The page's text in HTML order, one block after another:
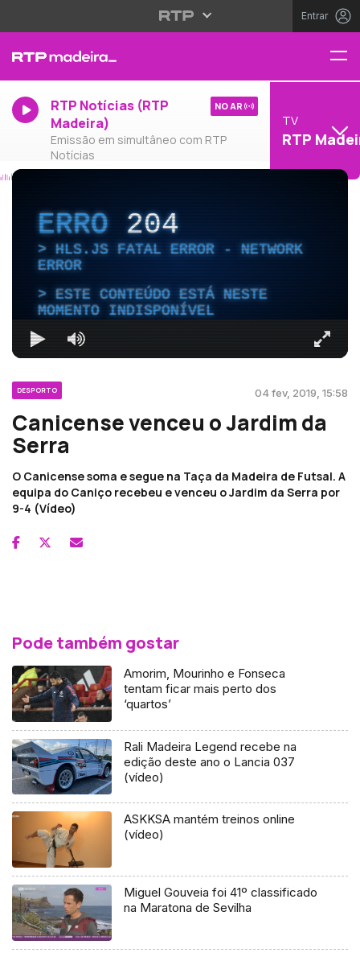
Entrar
RTP Notícias (RTP
Madeira)
Emissão em simultâneo com RTP
Notícias
NO AR
TV
RTP
ERRO204
HLS.JS FATAL ERROR - NETWORK
ERROR
ESTE CONTEÚDO ESTÁ NESTE
MOMENTO INDISPONÍVEL
DESPORTO 04 fev, 2019, 15:58
Canicense venceu o Jardim da
Serra
O Canicense soma e segue na Taça da Madeira de Futsal. A
equipa do Caniço recebeu e venceu o Jardim da Serra por
9-4 (Vídeo)
Pode também gostar
Amorim, Mourinho e Fonseca
tentam ficar mais perto dos
‘quartos’
Rali Madeira Legend recebe na
edição deste ano o Lancia 037
(vídeo)
ASKKSA mantém treinos online
(vídeo)
Miguel Gouveia foi 41º classificado
na Maratona de Sevilha